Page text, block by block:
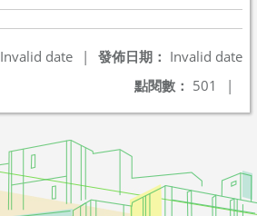
發佈日期： Invalid date
Invalid date
|
點閱數： 501 |